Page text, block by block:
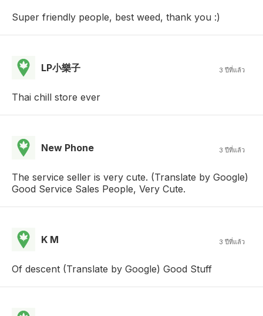
Super friendly people, best weed, thank you :)
LP小樂子 3 ปีที่แล้ว
Thai chill store ever
New Phone 3 ปีที่แล้ว
The service seller is very cute. (Translate by Google)
Good Service Sales People, Very Cute.
K M 3 ปีที่แล้ว
Of descent (Translate by Google) Good Stuff